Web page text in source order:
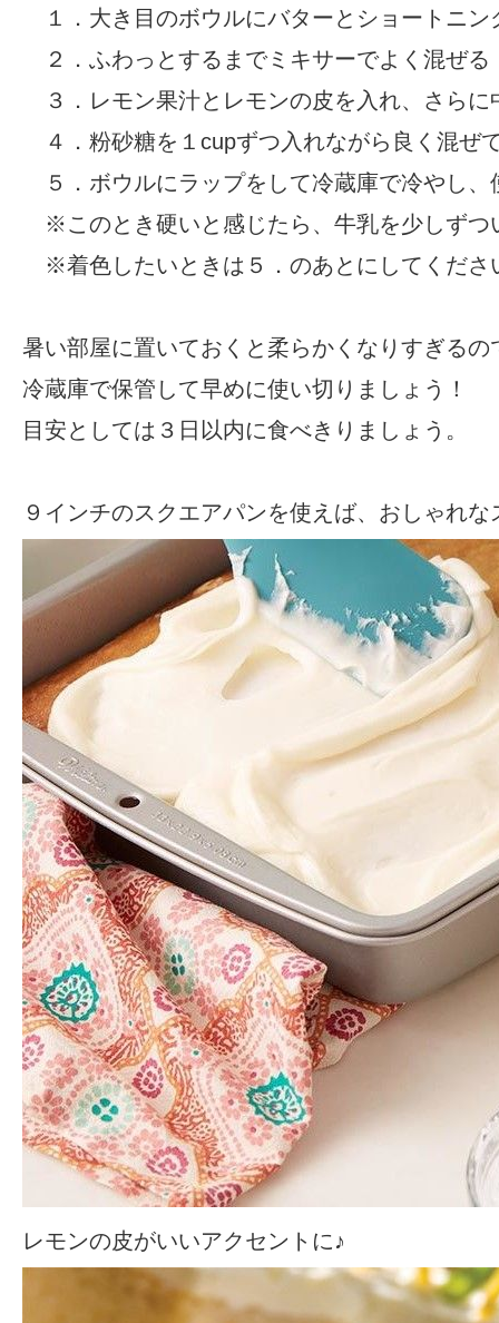
１．大き目のボウルにバターとショートニン
２．ふわっとするまでミキサーでよく混ぜる
３．レモン果汁とレモンの皮を入れ、さらに
４．粉砂糖を１cupずつ入れながら良く混ぜ
５．ボウルにラップをして冷蔵庫で冷やし、
※このとき硬いと感じたら、牛乳を少しずつ
※着色したいときは５．のあとにしてくださ
暑い部屋に置いておくと柔らかくなりすぎるの
冷蔵庫で保管して早めに使い切りましょう！
目安としては３日以内に食べきりましょう。
９インチのスクエアパンを使えば、おしゃれ
レモンの皮がいいアクセントに♪